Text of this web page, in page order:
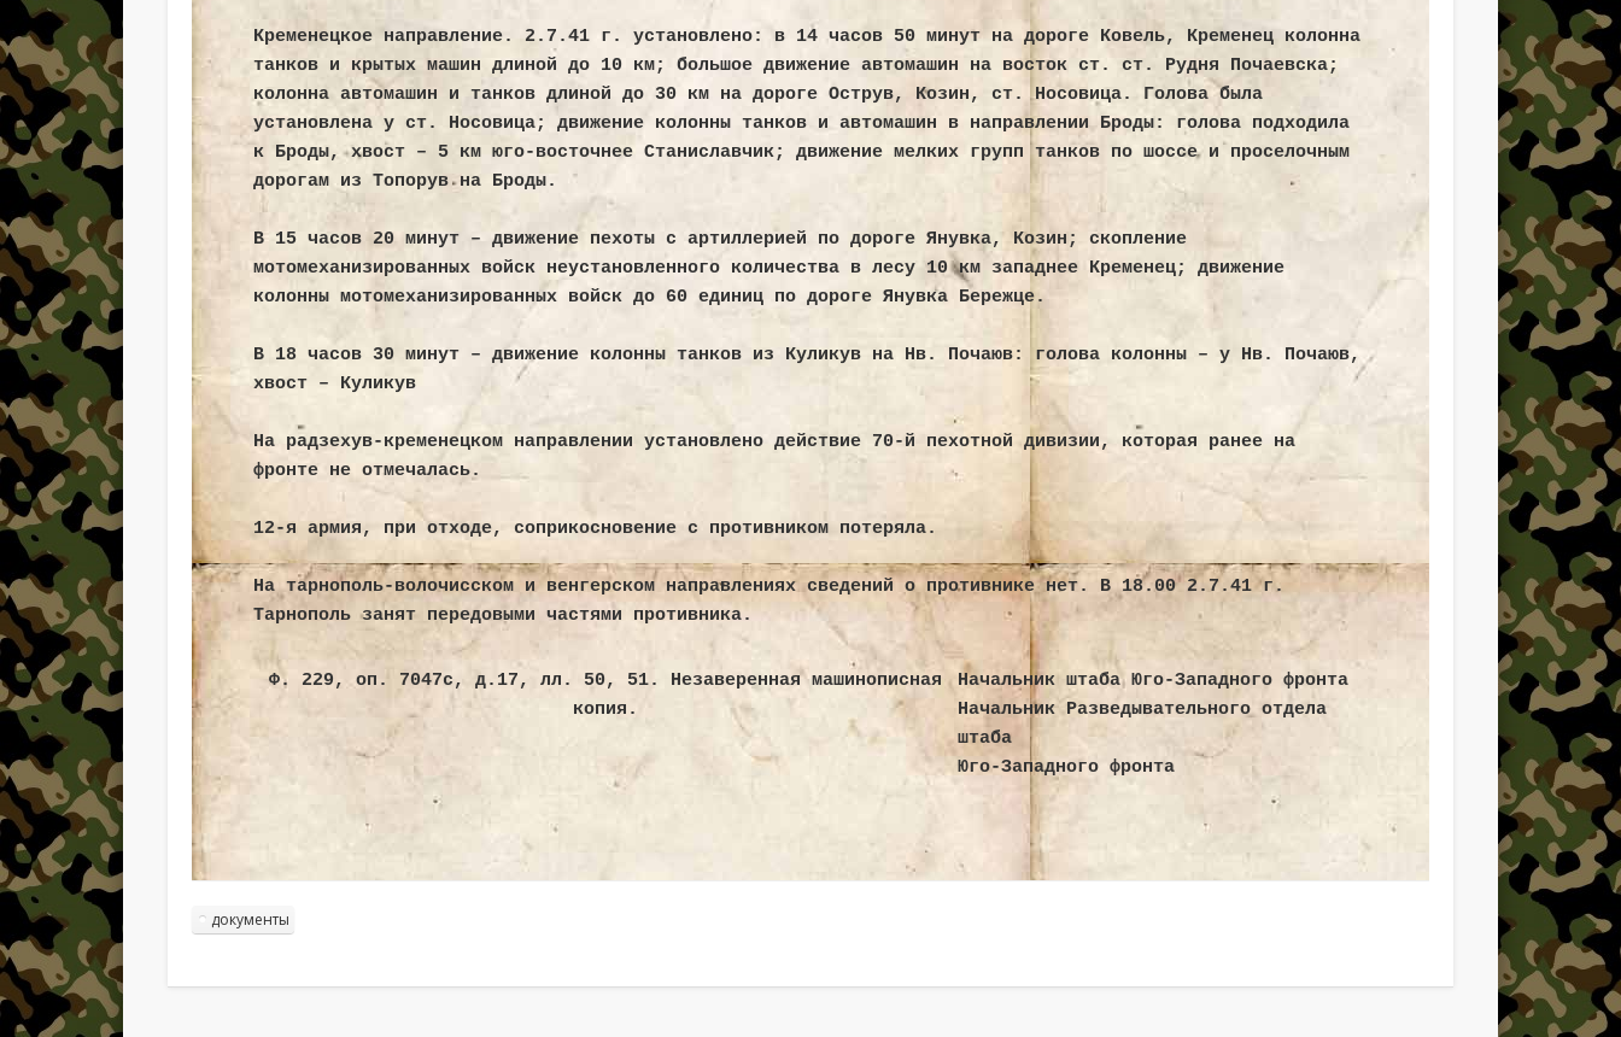
Отчеты о поездках и экспедициях
Очерки по истории Винничины
Поиск
Поиск
Recent Posts
Hello world!
Батальонный район обороны № 21
Батальонный район обороны № 20
Летичевский укрепрайон на велосипеде часть 3 | Укреп РайонкЛетичевский укрепрайон на велосипеде часть 2
Кременецкое направление. 2.7.41 г. установлено: в 14 часов 50 минут на дороге Ковель, Кременец колонна
танков и крытых машин длиной до 10 км; большое движение автомашин на восток ст. ст. Рудня Почаевска;
колонна автомашин и танков длиной до 30 км на дороге Острув, Козин, ст. Носовица. Голова была
установлена у ст. Носовица; движение колонны танков и автомашин в направлении Броды: голова подходила
к Броды, хвост – 5 км юго-восточнее Станиславчик; движение мелких групп танков по шоссе и проселочным
дорогам из Топорув на Броды.
В 15 часов 20 минут – движение пехоты с артиллерией по дороге Янувка, Козин; скопление
мотомеханизированных войск неустановленного количества в лесу 10 км западнее Кременец; движение
колонны мотомеханизированных войск до 60 единиц по дороге Янувка Бережце.
В 18 часов 30 минут – движение колонны танков из Куликув на Нв. Почаюв: голова колонны – у Нв. Почаюв,
хвост – Куликув
На радзехув-кременецком направлении установлено действие 70-й пехотной дивизии, которая ранее на
фронте не отмечалась.
12-я армия, при отходе, соприкосновение с противником потеряла.
На тарнополь-волочисском и венгерском направлениях сведений о противнике нет. В 18.00 2.7.41 г.
Тарнополь занят передовыми частями противника.
Ф. 229, оп. 7047с, д.17, лл. 50, 51. Незаверенная машинописная
копия.
Начальник штаба Юго-Западного фронта
Начальник Разведывательного отдела
штаба
Юго-Западного фронта
документы